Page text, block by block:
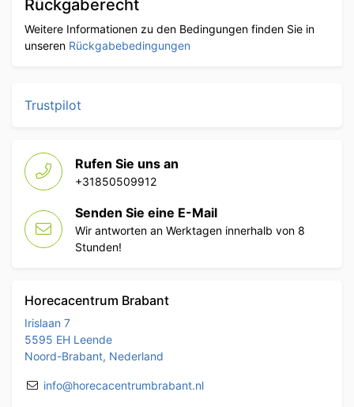
Rückgaberecht
Weitere Informationen zu den Bedingungen finden Sie in
unseren Rückgabebedingungen
Trustpilot
Rufen Sie uns an
+31850509912
Senden Sie eine E-Mail
Wir antworten an Werktagen innerhalb von 8
Stunden!
Horecacentrum Brabant
Irislaan 7
5595 EH Leende
Noord-Brabant, Nederland
info@horecacentrumbrabant.nl